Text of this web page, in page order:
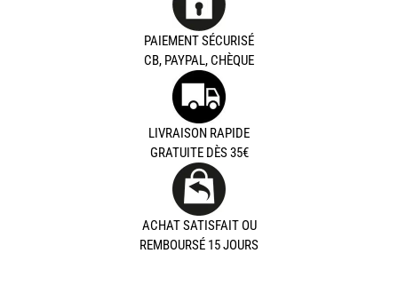
PAIEMENT SÉCURISÉ
CB, PAYPAL, CHÈQUE
LIVRAISON RAPIDE
GRATUITE DÈS 35€
ACHAT SATISFAIT OU
REMBOURSÉ 15 JOURS